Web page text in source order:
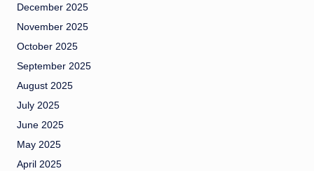
December 2025
November 2025
October 2025
September 2025
August 2025
July 2025
June 2025
May 2025
April 2025